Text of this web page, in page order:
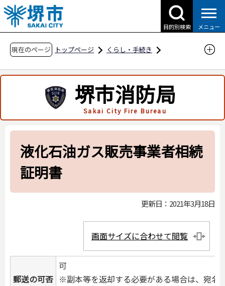
こ
の
ペ
の
で
目的別検索 メニュー
現在のページ トップページ
くらし・手続き
申請・届出用紙
液化石油ガスの保安の確保及び取引の適正化に
関する法律関係
液化石油ガスの保安の確保及び取引の適正化に
関する法律関係
液化石油ガス販売事業者相続証明書
堺市消防局
Sakai City Fire Bureau
液化石油ガス販売事業者相続
証明書
更新日：2021年3月18日
画面サイズに合わせて閲覧
郵送の可否
可
※副本等を返却する必要がある場合は、宛名